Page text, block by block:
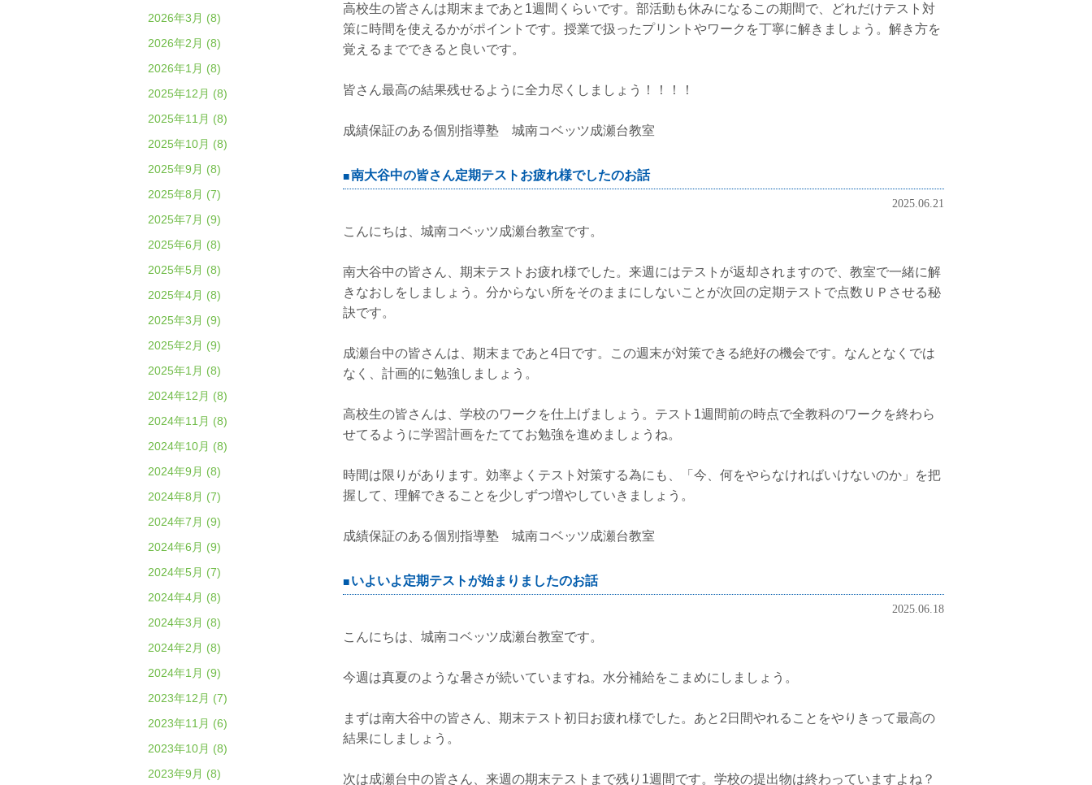
高校生の皆さんは期末まであと1週間くらいです。部活動も休みになるこの期間で、どれだけテスト対
策に時間を使えるかがポイントです。授業で扱ったプリントやワークを丁寧に解きましょう。解き方を
覚えるまでできると良いです。
皆さん最高の結果残せるように全力尽くしましょう！！！！
成績保証のある個別指導塾 城南コベッツ成瀬台教室
南大谷中の皆さん定期テストお疲れ様でしたのお話
2025.06.21
こんにちは、城南コベッツ成瀬台教室です。
南大谷中の皆さん、期末テストお疲れ様でした。来週にはテストが返却されますので、教室で一緒に解
きなおしをしましょう。分からない所をそのままにしないことが次回の定期テストで点数ＵＰさせる秘
訣です。
成瀬台中の皆さんは、期末まであと4日です。この週末が対策できる絶好の機会です。なんとなくでは
なく、計画的に勉強しましょう。
高校生の皆さんは、学校のワークを仕上げましょう。テスト1週間前の時点で全教科のワークを終わら
せてるように学習計画をたててお勉強を進めましょうね。
時間は限りがあります。効率よくテスト対策する為にも、「今、何をやらなければいけないのか」を把
握して、理解できることを少しずつ増やしていきましょう。
成績保証のある個別指導塾 城南コベッツ成瀬台教室
いよいよ定期テストが始まりましたのお話
2025.06.18
こんにちは、城南コベッツ成瀬台教室です。
今週は真夏のような暑さが続いていますね。水分補給をこまめにしましょう。
まずは南大谷中の皆さん、期末テスト初日お疲れ様でした。あと2日間やれることをやりきって最高の
結果にしましょう。
次は成瀬台中の皆さん、来週の期末テストまで残り1週間です。学校の提出物は終わっていますよね？
2026年3月 (8)
2026年2月 (8)
2026年1月 (8)
2025年12月 (8)
2025年11月 (8)
2025年10月 (8)
2025年9月 (8)
2025年8月 (7)
2025年7月 (9)
2025年6月 (8)
2025年5月 (8)
2025年4月 (8)
2025年3月 (9)
2025年2月 (9)
2025年1月 (8)
2024年12月 (8)
2024年11月 (8)
2024年10月 (8)
2024年9月 (8)
2024年8月 (7)
2024年7月 (9)
2024年6月 (9)
2024年5月 (7)
2024年4月 (8)
2024年3月 (8)
2024年2月 (8)
2024年1月 (9)
2023年12月 (7)
2023年11月 (6)
2023年10月 (8)
2023年9月 (8)